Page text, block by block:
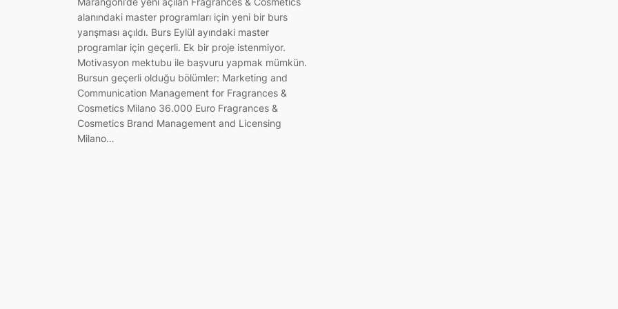
alanındaki master programları için yeni bir burs
yarışması açıldı. Burs Eylül ayındaki master
programlar için geçerli. Ek bir proje istenmiyor.
Motivasyon mektubu ile başvuru yapmak mümkün.
Bursun geçerli olduğu bölümler: Marketing and
Communication Management for Fragrances &
Cosmetics Milano 36.000 Euro Fragrances &
Cosmetics Brand Management and Licensing
Milano…